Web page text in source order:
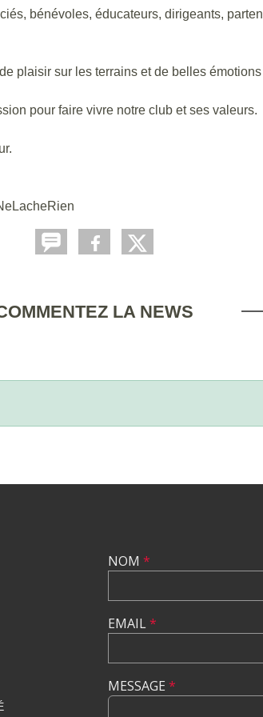
bénévoles, éducateurs, dirigeants,
plaisir sur les terrains et de belles émotions
pour faire vivre notre club et ses valeurs.
LA NEWS
NOM *
EMAIL*
MESSAGE *